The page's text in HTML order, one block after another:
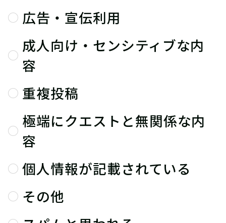
広告・宣伝利用
成人向け・センシティブな内
容
重複投稿
極端にクエストと無関係な内
容
個人情報が記載されている
その他